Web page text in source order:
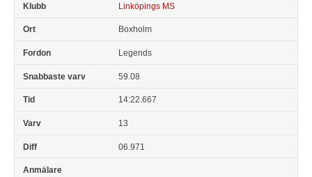
Linköpings MS
Boxholm
Legends
59.08
14:22.667
13
06.971